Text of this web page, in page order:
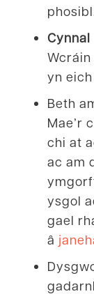
Cynnal
yn
Beth
Mae’r
chi at
ac am
ysgol
gael
â